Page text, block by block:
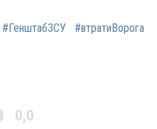
#ГенштабЗСУ #втратиВорога
0,0